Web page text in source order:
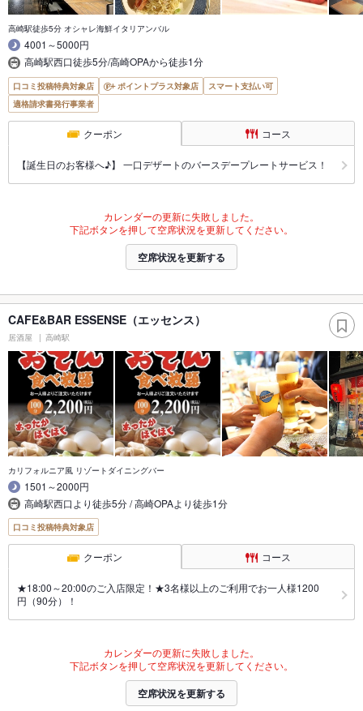
高崎駅徒歩5分 オシャレ海鮮イタリアンバル
4001～5000円
高崎駅西口徒歩5分/高崎OPAから徒歩1分
口コミ投稿特典対象店 ポイントプラス対象店
スマート支払い可
適格請求書発行事業者
クーポン コース
【誕生日のお客様へ♪】 一口デザートのバースデープレートサービス！
カレンダーの更新に失敗しました。
下記ボタンを押して空席状況を更新してください。
空席状況を更新する
CAFE&BAR ESSENSE（エッセンス）
居酒屋 高崎駅
カリフォルニア風 リゾートダイニングバー
1501～2000円
高崎駅西口より徒歩5分 / 高崎OPAより徒歩1分
口コミ投稿特典対象店
クーポン コース
★18:00～20:00のご入店限定！★3名様以上のご利用でお一人様1200
円（90分）！
カレンダーの更新に失敗しました。
下記ボタンを押して空席状況を更新してください。
空席状況を更新する